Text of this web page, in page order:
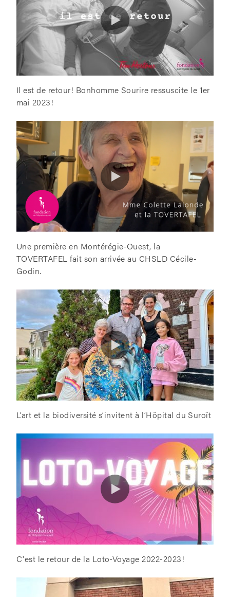
Il est de retour! Bonhomme Sourire ressuscite le 1er
mai 2023!
Une première en Montérégie-Ouest, la
TOVERTAFEL fait son arrivée au CHSLD Cécile-
Godin.
L’art et la biodiversité s’invitent à l’Hôpital du Suroît
C'est le retour de la Loto-Voyage 2022-2023!